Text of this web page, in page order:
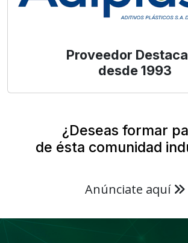
Proveedor
desde 1993
¿Deseas formar
de ésta comunidad
Anúnciate aquí